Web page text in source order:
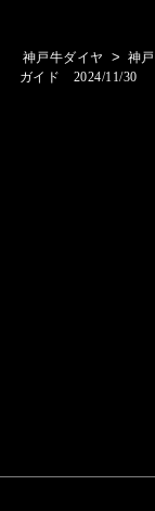
神戸牛ダイヤ > 神
ガイド 2024/11/30